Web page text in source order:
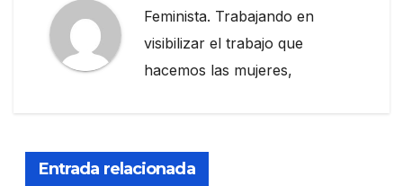
Feminista. Trabajando en
visibilizar el trabajo que
hacemos las mujeres,
Entrada relacionada